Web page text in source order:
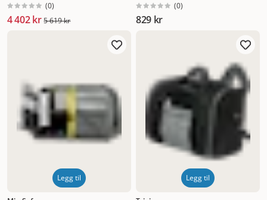
(0)
4 402 kr 5 619 kr
(0)
829 kr
Legg til Legg til